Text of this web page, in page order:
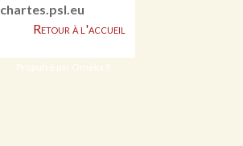
chartes.psl.eu
Retour à l'accueil
Propulsé par Omeka S